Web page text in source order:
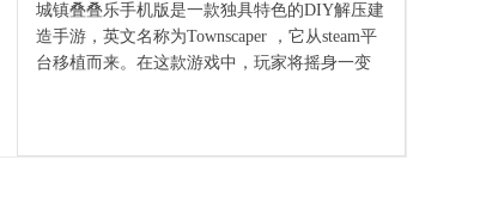
城镇叠叠乐手机版是一款独具特色的DIY解压建
造手游，英文名称为Townscaper ，它从steam平
台移植而来。在这款游戏中，玩家将摇身一变